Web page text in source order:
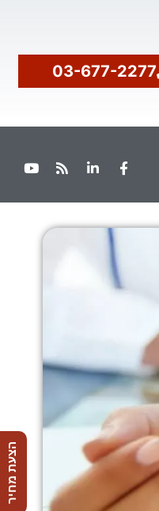
03-677-2277
הצעת מחיר